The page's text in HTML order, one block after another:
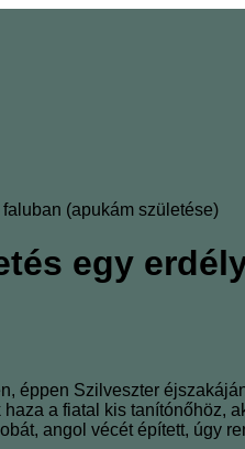
(apukám születése)
egy
Szilveszter
a fiatal kis tanítónőhöz,
angol vécét épített, úgy